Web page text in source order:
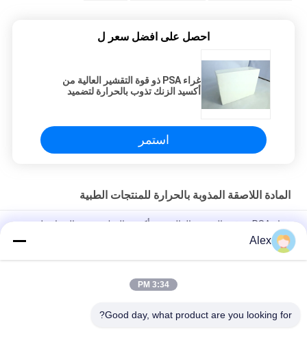
احصل على افضل سعر ل
غراء PSA ذو قوة التقشير العالية من
أكسيد الزنك تذوب بالحرارة لتضميد
استمر
المادة اللاصقة المذوبة بالحرارة للمنتجات الطبية
غراء PSA ذو قوة التقشير العالية من أكسيد الزنك تذوب بالحرارة لتضميد
الجروح بشريط طبي
ضمادة جراحية بأكسيد الزنك غراء حساس للضغط بلون أبيض حليبي
الشريط اللاصق المذاب بالحرارة للشريط الورقي وشريط القطن
Alex
3:34 PM
Good day, what product are you looking for?